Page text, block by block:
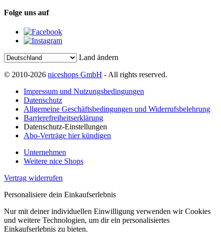
Folge uns auf
Land ändern
© 2010-2026 niceshops GmbH - All rights reserved.
Impressum und Nutzungsbedingungen
Datenschutz
Allgemeine Geschäftsbedingungen und Widerrufsbelehrung
Barrierefreiheitserklärung
Datenschutz-Einstellungen
Abo-Verträge hier kündigen
Unternehmen
Weitere nice Shops
Vertrag widerrufen
Personalisiere dein Einkaufserlebnis
Nur mit deiner individuellen Einwilligung verwenden wir Cookies
und weitere Technologien, um dir ein personalisiertes
Einkaufserlebnis zu bieten.